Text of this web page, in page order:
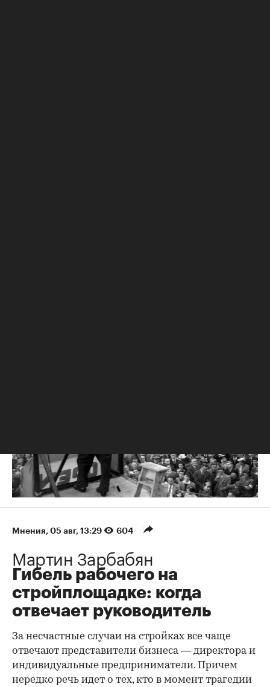
Мнения⁠, 05 авг, 13:29 604
Мартин Зарбабян
Гибель рабочего на
стройплощадке: когда
отвечает руководитель
За несчастные случаи на стройках все чаще
отвечают представители бизнеса — директора и
индивидуальные предприниматели. Причем
нередко речь идет о тех, кто в момент трагедии